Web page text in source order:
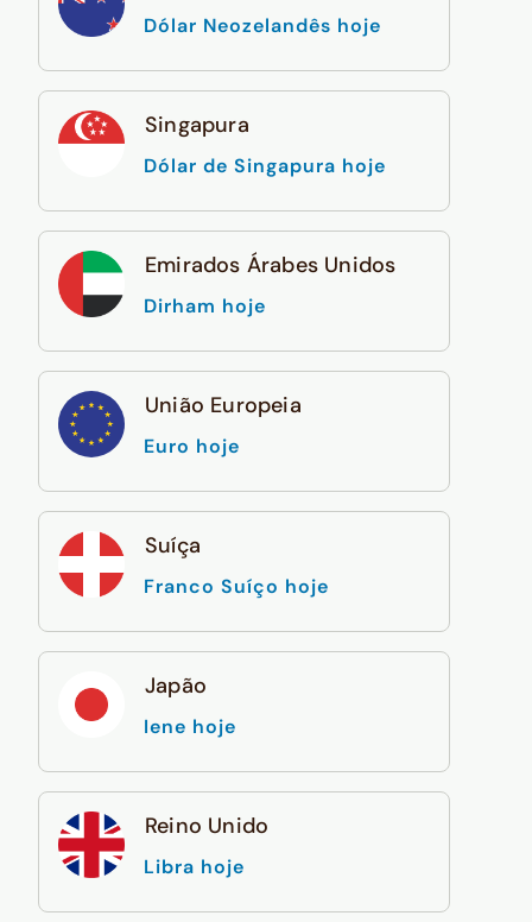
Dólar Neozelandês hoje
Singapura
Dólar de Singapura hoje
Emirados Árabes Unidos
Dirham hoje
União Europeia
Euro hoje
Suíça
Franco Suíço hoje
Japão
Iene hoje
Reino Unido
Libra hoje